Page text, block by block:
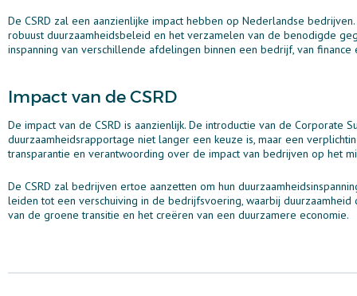
De CSRD zal een aanzienlijke impact hebben op Nederlandse
robuust duurzaamheidsbeleid en het verzamelen van de benodigde
inspanning van verschillende afdelingen binnen een bedrijf, van finance
Impact van de CSRD
De impact van de CSRD is aanzienlijk. De introductie van de Corporate
duurzaamheidsrapportage niet langer een keuze is, maar een
transparantie en verantwoording over de impact van bedrijven op het
De CSRD zal bedrijven ertoe aanzetten om hun
leiden tot een verschuiving in de bedrijfsvoering, waarbij
van de groene transitie en het creëren van een duurzamere economie.